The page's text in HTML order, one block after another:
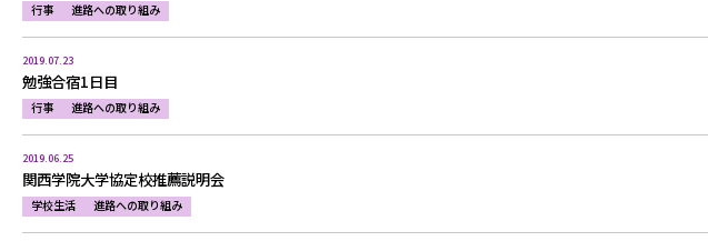
行事 進路への取り組み
2019.07.23
勉強合宿1日目
行事 進路への取り組み
2019.06.25
関西学院大学協定校推薦説明会
学校生活 進路への取り組み